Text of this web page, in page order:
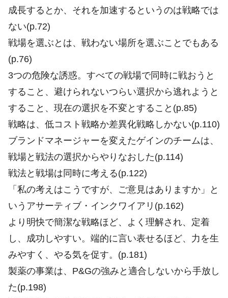
成長するとか、それを加速するというのは戦略では
ない(p.72)
戦場を選ぶとは、戦わない場所を選ぶことでもある
(p.76)
3つの危険な誘惑。すべての戦場で同時に戦おうと
すること、避けられないつらい選択から逃れようと
すること、現在の選択を不変とすること(p.85)
戦略は、低コスト戦略か差異化戦略しかない(p.110)
ブランドマネージャーを変えたゲインのチームは、
戦場と戦法の選択からやりなおした(p.114)
戦法と戦場は同時に考える(p.122)
「私の考えはこうですが、ご意見はありますか」と
いうアサーティブ・インクワイアリ(p.162)
より明快で簡潔な戦略ほど、よく理解され、定着
し、成功しやすい。端的に言い表せるほど、力を生
みやすく、やる気を促す。(p.181)
製薬の事業は、P&Gの強みと適合しないから手放し
た(p.198)